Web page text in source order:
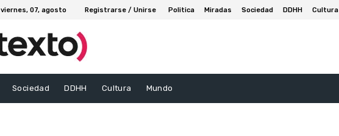
viernes, 07, agosto Registrarse / Unirse Politica Miradas Sociedad DDHH Cultura
Sociedad DDHH Cultura Mundo